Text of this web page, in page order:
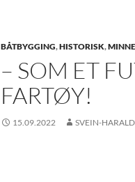
BÅTBYGGING,HISTORISK,
– SOM ET
FARTØY!
15.09.2022 SVEIN-